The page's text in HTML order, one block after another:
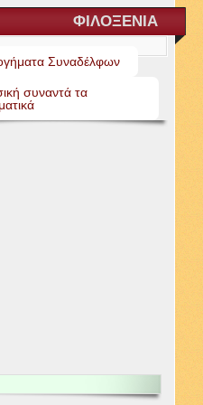
ΦΙΛΟΞΕΝΙΑ
Συναδέλφων
συναντά τα